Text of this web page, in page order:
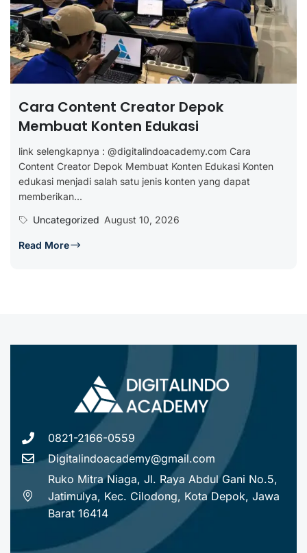
Cara Content Creator Depok
Membuat Konten Edukasi
link selengkapnya : @digitalindoacademy.com Cara
Content Creator Depok Membuat Konten Edukasi Konten
edukasi menjadi salah satu jenis konten yang dapat
memberikan...
Uncategorized August 10, 2026
Read More
0821-2166-0559
Digitalindoacademy@gmail.com
Ruko Mitra Niaga, Jl. Raya Abdul Gani No.5,
Jatimulya, Kec. Cilodong, Kota Depok, Jawa
Barat 16414